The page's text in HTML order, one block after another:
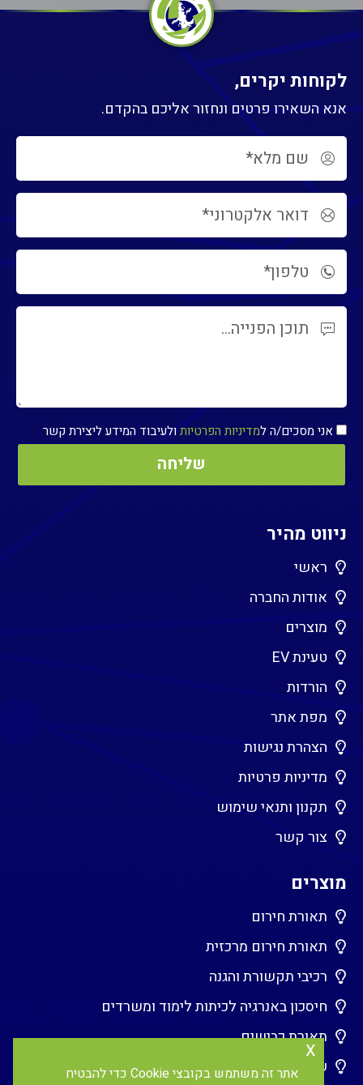
לקוחות יקרים,
אנא השאירו פרטים ונחזור אליכם בהקדם.
אני מסכים/ה למדיניות הפרטיותולעיבוד המידע ליצירת קשר
ניווט מהיר
ראשי
אודות החברה
מוצרים
טעינת EV
הורדות
מפת אתר
הצהרת נגישות
מדיניות פרטיות
תקנון ותנאי שימוש
צור קשר
מוצרים
תאורת חירום
תאורת חירום מרכזית
רכיבי תקשורת והגנה
חיסכון באנרגיה לכיתות לימוד ומשרדים
תאורת כבישים
עמדות טעינת EV
אתר זה משתמש בקובצי Cookie כדי להבטיח
x